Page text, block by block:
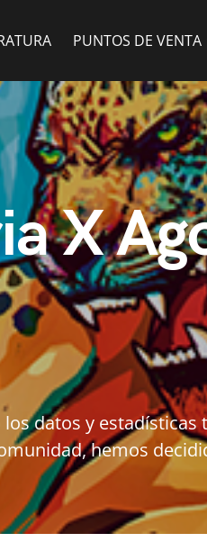
PUNTOS DE VENTA
X
datos y estadísticas
hemos